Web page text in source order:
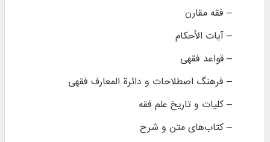
– فقه مقارن
– آیات الأحکام
– قواعد فقهی
– فرهنگ اصطلاحات و دائرة المعارف فقهی
– کلیات و تاریخ علم فقه
– کتاب‌های متن و شرح